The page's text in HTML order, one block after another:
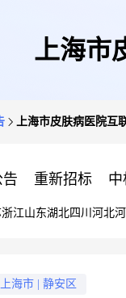
上海市
上海市皮肤病医院互
重新招标 中
浙江山东湖北四川 河北
上海市 静安区